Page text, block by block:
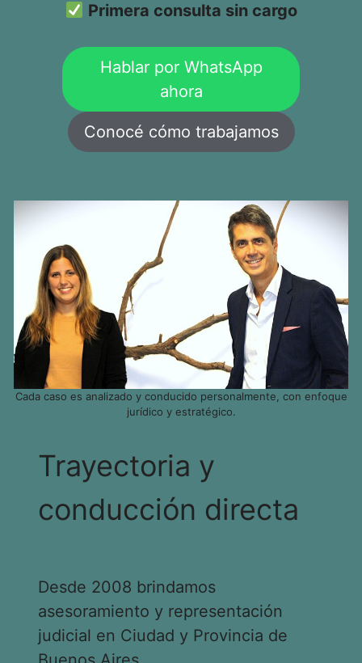
Primera consulta sin cargo
Hablar por WhatsApp
ahora
Conocé cómo trabajamos
Cada caso es analizado y conducido personalmente, con enfoque
jurídico y estratégico.
Trayectoria y
conducción directa
Desde 2008 brindamos
asesoramiento y representación
judicial en Ciudad y Provincia de